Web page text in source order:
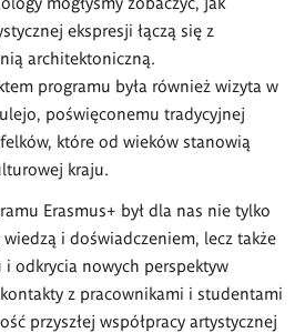
ekspresji łączą się z
architektoniczną.
programu była również wizyta w
poświęconemu tradycyjnej
które od wieków stanowią
kraju.
Erasmus+ był dla nas nie tylko
i doświadczeniem, lecz także
odkrycia nowych perspektyw
z pracownikami i studentami
przyszłej współpracy artystycznej